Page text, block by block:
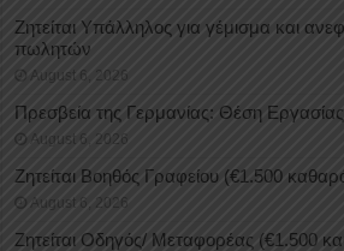
Ζητείται Υπάλληλος για γέμισμα και
πωλητών
August 6, 2026
Πρεσβεία της Γερμανίας: Θέση Εργασίας
August 6, 2026
Ζητείται Βοηθός Γραφείου (€1.500
August 6, 2026
Ζητείται Οδηγός/ Μεταφορέας (€1.500